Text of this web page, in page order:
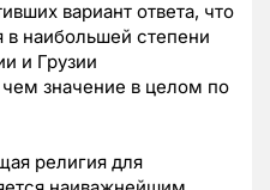
вариант ответа, что
наибольшей степени
и Грузии
значение в целом по
религия для